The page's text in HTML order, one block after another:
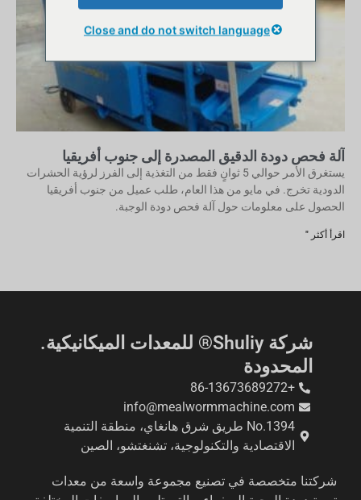
آلة فحص دودة الدقيق المصدرة إلى جنوب أفريقيا
يستغرق الأمر حوالي 5 ثوانٍ فقط من التغذية إلى الفرز لرؤية الحشرات
الدودية تخرج. في مايو من هذا العام، طلب عميل من جنوب أفريقيا
الحصول على معلومات حول آلة فحص دودة الوجبة.
اقرأ أكثر "
شركة Shuliy® للمعدات الميكانيكية.
المحدودة
+86-13673689272
info@mealwormmachine.com
No.1394 طريق شرق هانغاي، منطقة التنمية
الاقتصادية والتكنولوجية، تشنغتشو، الصين
شركتنا متخصصة في تصنيع مجموعة واسعة من معدات
Close and do not switch language